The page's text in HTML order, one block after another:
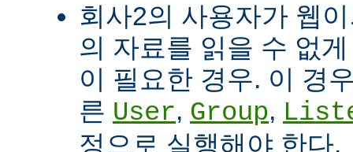
회사2의 사용자가 웹
의 자료를 읽을 수 없
이 필요한 경우. 이 경
른 User, Group,
정으로 실행해야 한다.